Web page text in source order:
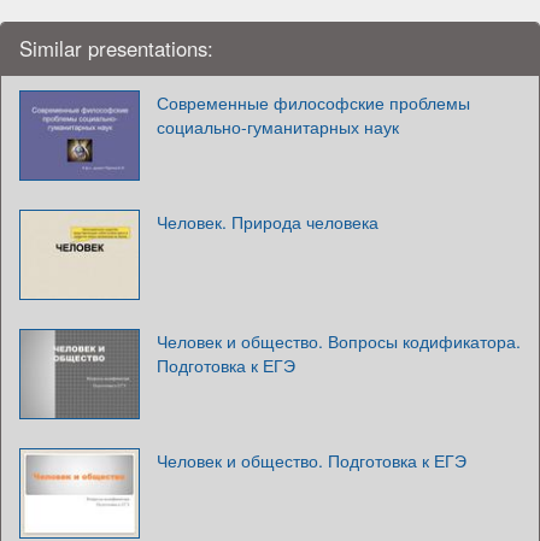
Similar presentations:
Современные философские проблемы
социально-гуманитарных наук
Человек. Природа человека
Человек и общество. Вопросы кодификатора.
Подготовка к ЕГЭ
Человек и общество. Подготовка к ЕГЭ